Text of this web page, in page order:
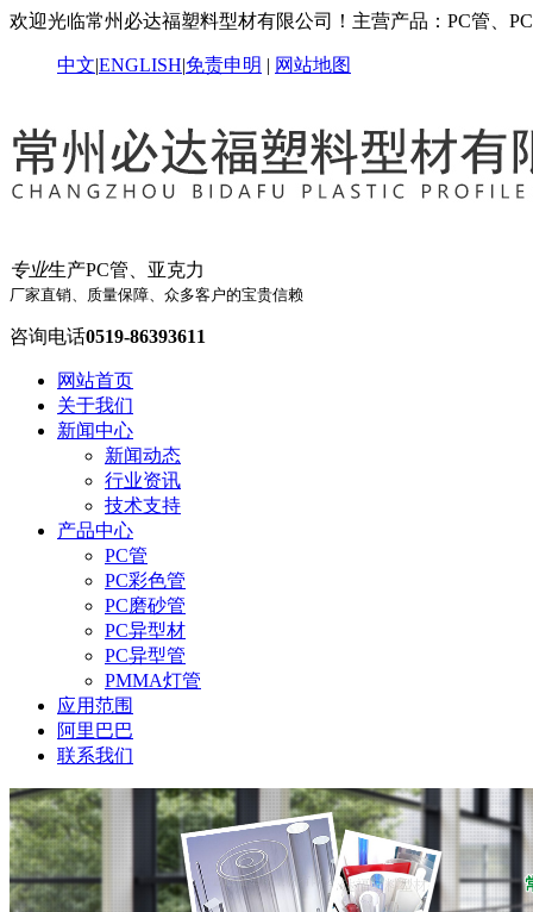
欢迎光临常州必达福塑料型材有限公司！主营产品：PC管、
中文|ENGLISH|免责申明 | 网站地图
专业生产PC管、亚克力
厂家直销、质量保障、众多客户的宝贵信赖
咨询电话0519-86393611
网站首页
关于我们
新闻中心
新闻动态
行业资讯
技术支持
产品中心
PC管
PC彩色管
PC磨砂管
PC异型材
PC异型管
PMMA灯管
应用范围
阿里巴巴
联系我们